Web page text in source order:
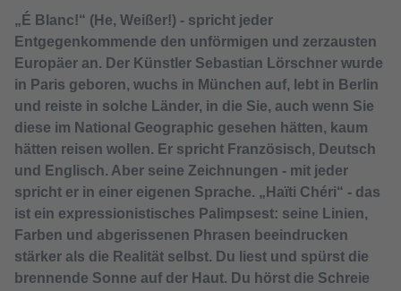
„É Blanc!“ (He, Weißer!) - spricht jeder
Entgegenkommende den unförmigen und zerzausten
Europäer an. Der Künstler Sebastian Lörschner wurde
in Paris geboren, wuchs in München auf, lebt in Berlin
und reiste in solche Länder, in die Sie, auch wenn Sie
diese im National Geographic gesehen hätten, kaum
hätten reisen wollen. Er spricht Französisch, Deutsch
und Englisch. Aber seine Zeichnungen - mit jeder
spricht er in einer eigenen Sprache. „Haïti Chéri“ - das
ist ein expressionistisches Palimpsest: seine Linien,
Farben und abgerissenen Phrasen beeindrucken
stärker als die Realität selbst. Du liest und spürst die
brennende Sonne auf der Haut. Du hörst die Schreie